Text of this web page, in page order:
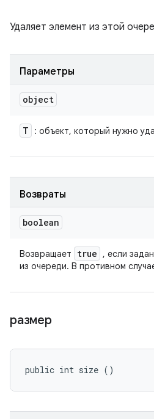
Удаляет элемент из этой
Параметры
object
T : объект, который нужно
Возвраты
boolean
Возвращает true
, если
из очереди. В противном
размер
public int size ()